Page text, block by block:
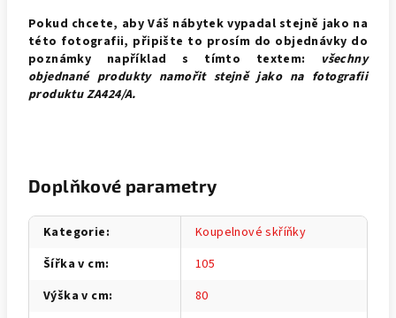
Pokud chcete, aby Váš nábytek vypadal stejně jako na
této fotografii, připište to prosím do objednávky do
poznámky například s tímto textem: všechny
objednané produkty namořit stejně jako na fotografii
produktu ZA424/A.
Doplňkové parametry
Kategorie:
Koupelnové skříňky
Šířka v cm:
105
Výška v cm:
80